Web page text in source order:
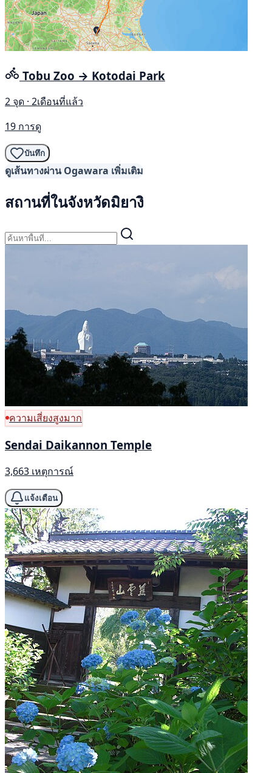
Tobu Zoo → Kotodai Park
2 จุด · 2เดือนที่แล้ว
19 การดู
บันทึก
ดูเส้นทางผ่าน Ogawara เพิ่มเติม
สถานที่ในจังหวัดมิยางิ
ความเสี่ยงสูงมาก
Sendai Daikannon Temple
3,663 เหตุการณ์
แจ้งเตือน